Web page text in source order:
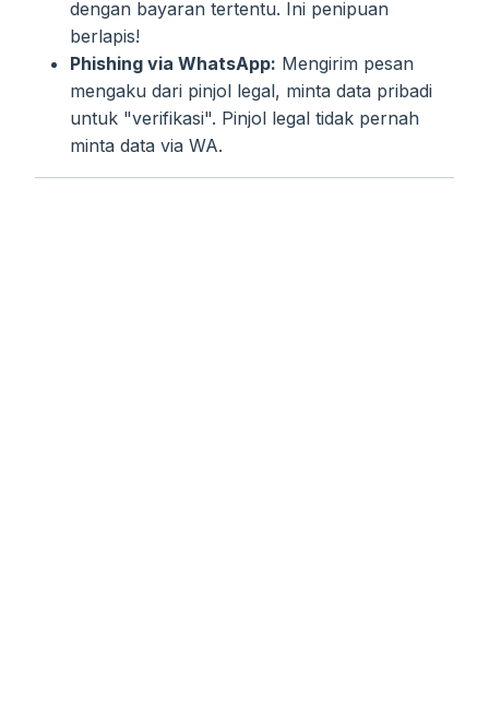
dengan bayaran tertentu. Ini penipuan
berlapis!
Phishing via WhatsApp: Mengirim pesan
mengaku dari pinjol legal, minta data pribadi
untuk "verifikasi". Pinjol legal tidak pernah
minta data via WA.